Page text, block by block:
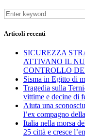
Articoli recenti
SICUREZZA
ATTIVANO IL
CONTROLLO
Sisma in Egitto di
Tragedia sulla
vittime e decine di
Aiuta una
l’ex compagno
Italia nella morsa
25 città e cresce